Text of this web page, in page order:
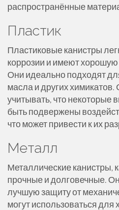
распространённые
Пластик
Пластиковые канистры
коррозии и имеют хорошую
Они идеально подходят
масла и других химикатов.
учитывать, что некоторые
быть подвержены
что может привести к их
Металл
Металлические канистры,
прочные и долговечные.
лучшую защиту от
могут использоваться для